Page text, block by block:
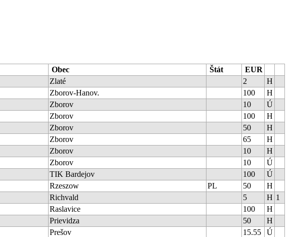
Obec Štát
EUR
Zlaté 2
H
Zborov-Hanov. 100
H
Zborov 10
Ú
Zborov 100
H
Zborov 50
H
Zborov 65
H
Zborov 10
H
Zborov 10
Ú
TIK Bardejov 100
Ú
Rzeszow PL 50
H
Richvald 5 H 1
Raslavice 100
H
Prievidza 50
H
Prešov 15.55
Ú